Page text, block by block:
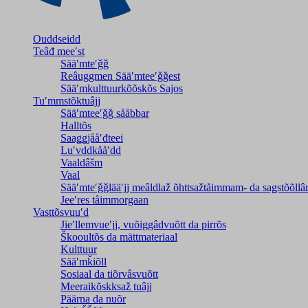
Ouddseidd
Teâđ meeʹst
Sääʹmteʹǧǧ
Reâuggmen Sääʹmteeʹǧǧest
Sääʹmkulttuurkõõskõs Sajos
Tuʹmmstõktuâjj
Sääʹmteeʹǧǧ sååbbar
Halltõs
Saaǥǥjååʹđteei
Luʹvddkååʹdd
Vaaldâšm
Vaal
Sääʹmteʹǧǧlääʹjj meâldlaž õhttsažtåimmam- da
Jeeʹres tåimmorgaan
Vasttõsvuuʹd
Jieʹllemvueʹjj, vuõiggâdvuõtt da pirrõs
Škooultõs da mättmateriaal
Kulttuur
Sääʹmǩiõll
Sosiaal da tiõrvâsvuõtt
Meeraikõskksaž tuâjj
Päärna da nuõr